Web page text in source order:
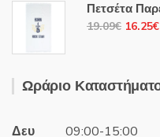
Πετσέτα
19.09€ Original
16.25€Η
Ωράριο
Δευ 09:00-15:00